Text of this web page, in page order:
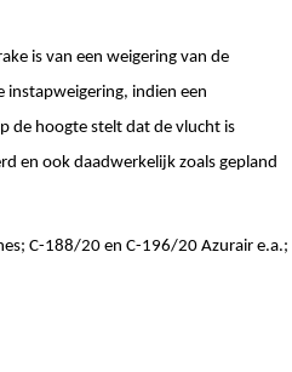
is van een weigering van de
instapweigering, indien een
de hoogte stelt dat de vlucht is
en ook daadwerkelijk zoals gepland
C-188/20 en C-196/20 Azurair e.a.;